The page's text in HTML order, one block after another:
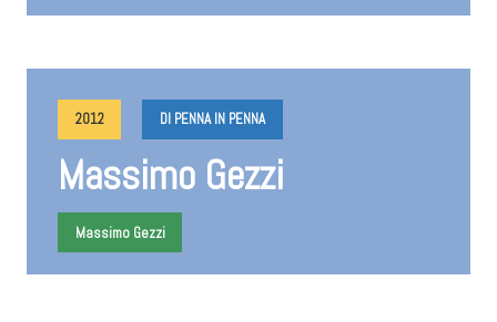
2012 DI PENNA IN PENNA
Massimo Gezzi
Massimo Gezzi